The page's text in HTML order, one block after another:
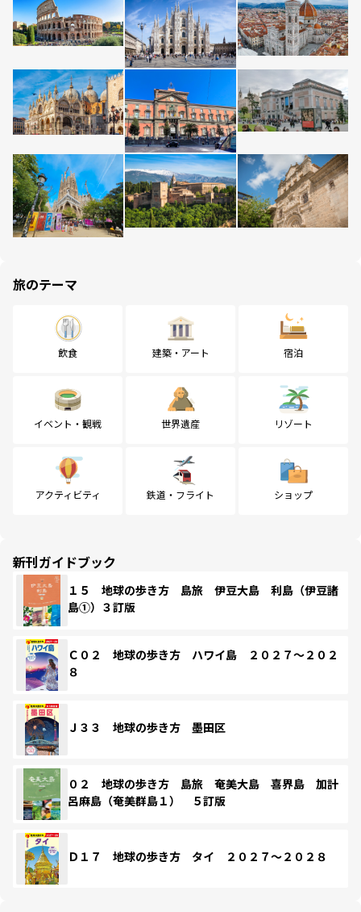
旅のテーマ
飲食 建築・アート 宿泊
イベント・観戦 世界遺産 リゾート
アクティビティ 鉄道・フライト ショップ
新刊ガイドブック
１５ 地球の歩き方 島旅 伊豆大島 利島（伊豆諸
島①）３訂版
Ｃ０２ 地球の歩き方 ハワイ島 ２０２７～２０２
８
Ｊ３３ 地球の歩き方 墨田区
０２ 地球の歩き方 島旅 奄美大島 喜界島 加計
呂麻島（奄美群島１） ５訂版
Ｄ１７ 地球の歩き方 タイ ２０２７～２０２８